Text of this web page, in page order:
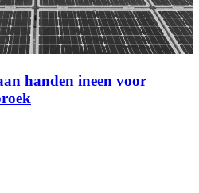
handen ineen voor